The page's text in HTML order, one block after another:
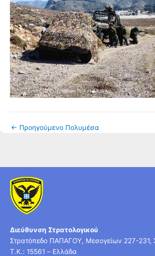
← Προηγούμενο Πολυμέσα
Διεύθυνση Στρατολογικού
Στρατόπεδο ΠΑΠΑΓΟΥ, Μεσογείων 227-231,
T.K.: 15561 – Ελλάδα